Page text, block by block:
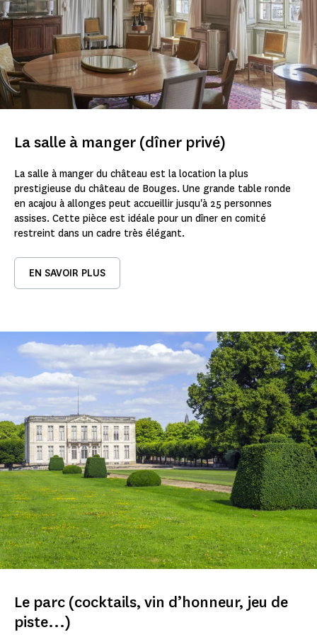
La salle à manger (dîner privé)
La salle à manger du château est la location la plus
prestigieuse du château de Bouges. Une grande table ronde
en acajou à allonges peut accueillir jusqu'à 25 personnes
assises. Cette pièce est idéale pour un dîner en comité
restreint dans un cadre très élégant.
EN SAVOIR PLUS
Le parc (cocktails, vin d’honneur, jeu de
piste...)